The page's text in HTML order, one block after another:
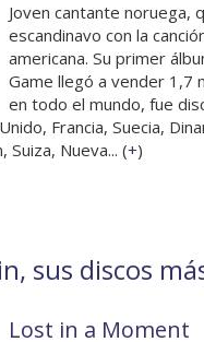
Joven cantante noruega,
escandinavo con la
americana. Su primer
Game llegó a vender 1,7
en todo el mundo, fue
Francia, Suecia,
Suiza, Nueva... (+)
sus discos
Lost in a Moment